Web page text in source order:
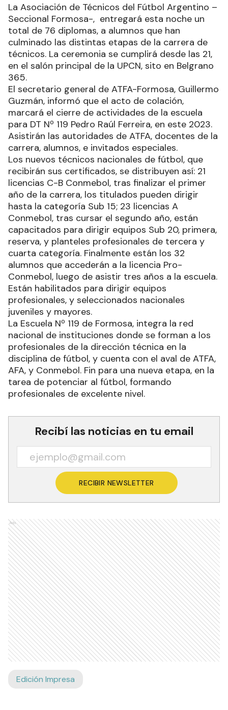
La Asociación de Técnicos del Fútbol Argentino –
Seccional Formosa-, entregará esta noche un
total de 76 diplomas, a alumnos que han
culminado las distintas etapas de la carrera de
técnicos. La ceremonia se cumplirá desde las 21,
en el salón principal de la UPCN, sito en Belgrano
365.
El secretario general de ATFA-Formosa, Guillermo
Guzmán, informó que el acto de colación,
marcará el cierre de actividades de la escuela
para DT Nº 119 Pedro Raúl Ferreira, en este 2023.
Asistirán las autoridades de ATFA, docentes de la
carrera, alumnos, e invitados especiales.
Los nuevos técnicos nacionales de fútbol, que
recibirán sus certificados, se distribuyen así: 21
licencias C-B Conmebol, tras finalizar el primer
año de la carrera, los titulados pueden dirigir
hasta la categoría Sub 15; 23 licencias A
Conmebol, tras cursar el segundo año, están
capacitados para dirigir equipos Sub 20, primera,
reserva, y planteles profesionales de tercera y
cuarta categoría. Finalmente están los 32
alumnos que accederán a la licencia Pro-
Conmebol, luego de asistir tres años a la escuela.
Están habilitados para dirigir equipos
profesionales, y seleccionados nacionales
juveniles y mayores.
La Escuela Nº 119 de Formosa, integra la red
nacional de instituciones donde se forman a los
profesionales de la dirección técnica en la
disciplina de fútbol, y cuenta con el aval de ATFA,
AFA, y Conmebol. Fin para una nueva etapa, en la
tarea de potenciar al fútbol, formando
profesionales de excelente nivel.
Recibí las noticias en tu email
RECIBIR NEWSLETTER
Ads
Edición Impresa